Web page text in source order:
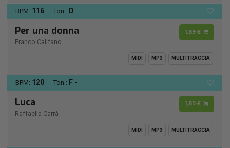
BPM: 116 Ton.: D
Per una donna
Franco Califano
1,89 €
MIDI MP3 MULTITRACCIA
BPM: 120 Ton.: F -
Luca
Raffaella Carrà
1,89 €
MIDI MP3 MULTITRACCIA